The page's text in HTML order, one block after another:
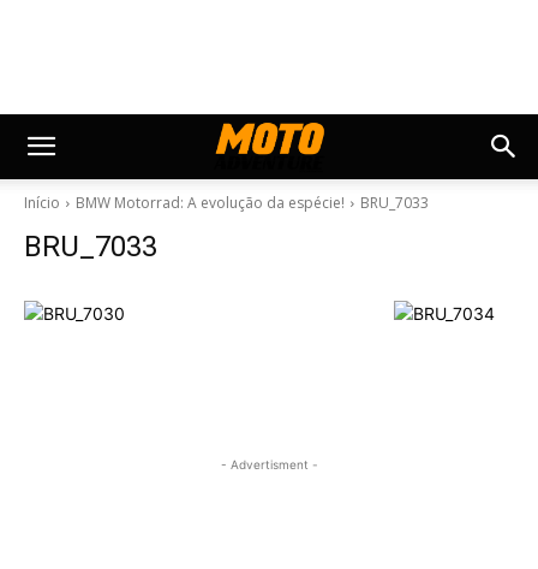
Início BMW Motorrad: A evolução da espécie! BRU_7033
BRU_7033
- Advertisment -